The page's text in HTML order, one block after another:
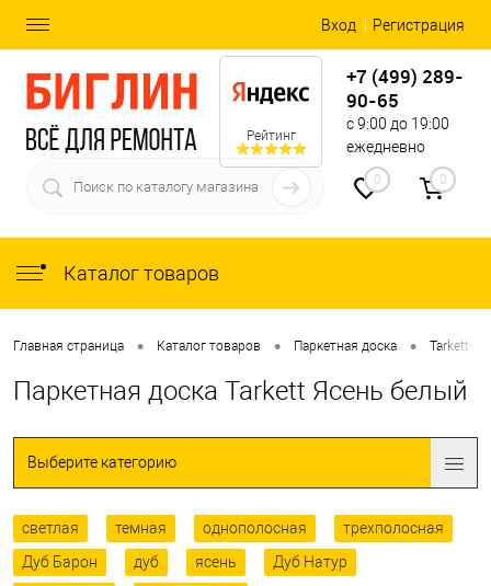
Вход Регистрация
Рейтинг
+7 (499) 289-
90-65
с 9:00 до 19:00
ежедневно
0 0
Каталог товаров
Главная страница • Каталог товаров • Паркетная доска • Tarkett
Паркетная доска Tarkett Ясень белый
Выберите категорию
светлая темная однополосная
трехполосная
Дуб Барон
дуб ясень
Дуб Натур